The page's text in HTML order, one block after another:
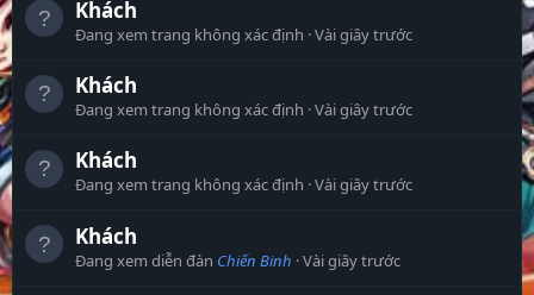
Khách
Đang xem trang không xác định Vài giây trước
Khách
Đang xem trang không xác định Vài giây trước
Khách
Đang xem trang không xác định Vài giây trước
Khách
Đang xem diễn đàn Chiến Binh Vài giây trước